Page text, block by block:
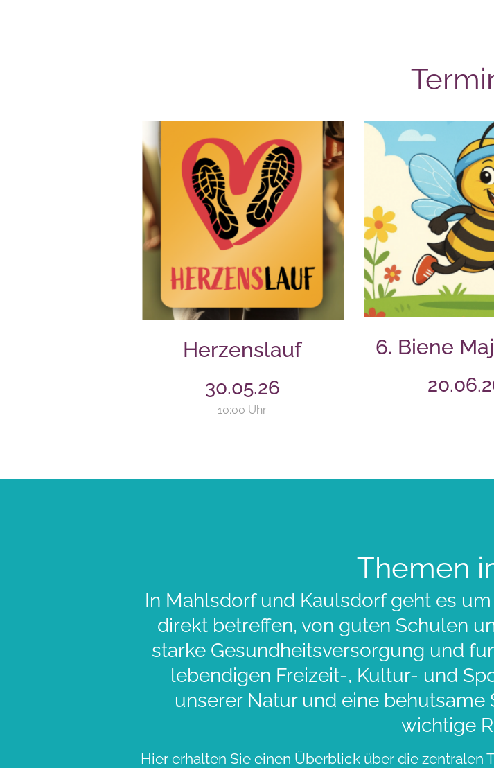
Herzenslauf
30.05.26
10:00 Uhr
6. Biene
Themen
In Mahlsdorf und Kaulsdorf geht es
direkt betreffen, von guten Schulen
starke Gesundheitsversorgung und
lebendigen Freizeit-, Kultur- und
unserer Natur und eine
wichtige
Hier erhalten Sie einen Überblick über die zentralen